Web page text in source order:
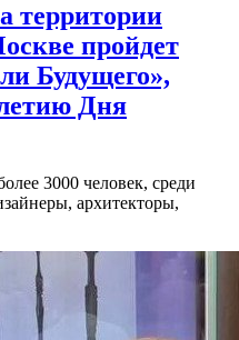
территории
пройдет
Будущего»,
Дня
3000 человек, среди
архитекторы,